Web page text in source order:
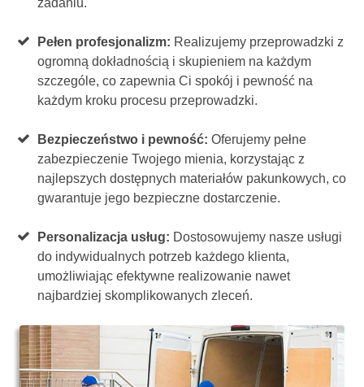
zadaniu.
Pełen profesjonalizm: Realizujemy przeprowadzki z
ogromną dokładnością i skupieniem na każdym
szczególe, co zapewnia Ci spokój i pewność na
każdym kroku procesu przeprowadzki.
Bezpieczeństwo i pewność:Oferujemy pełne
zabezpieczenie Twojego mienia, korzystając z
najlepszych dostępnych materiałów pakunkowych, co
gwarantuje jego bezpieczne dostarczenie.
Personalizacja usług: Dostosowujemy nasze usługi
do indywidualnych potrzeb każdego klienta,
umożliwiając efektywne realizowanie nawet
najbardziej skomplikowanych zleceń.